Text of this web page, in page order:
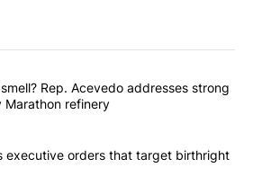
the most commented articles in the last
"What's that smell? Rep. Acevedo
Rep. Acevedo addresses strong
Marathon refinery
signs executive orders that
executive orders that target birthright